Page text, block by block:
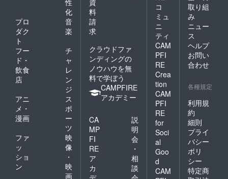
化
プロ
ダク
ト
音
楽
フー
ド・
飲食
店
チ
ャ
レ
ン
ジ
アニ
メ・
漫画
ス
ポ
ー
ツ
ファ
ッ
ショ
ン
映
像
・
映
画
料
請
求
クラウドファ
ンディングの
ノウハウを無
料で学ぼう
CAMPFIRE
アカデミー
CA
MP
FI
RE
ア
カ
説
明
会
・
相
談
コ
ミュ
ニ
ティ
CAM
PFI
RE
Crea
tion
CAM
PFI
RE
for
Soci
al
Goo
d
CAM
取り組
み
ニュー
ス
ヘルプ
お問い
合わせ
各種規定
利用規
約
細則
プライ
バシー
ポリ
シー
特定商